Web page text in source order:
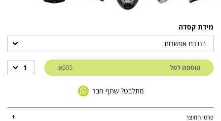
מידת קסדה
בחירת אפשרות
הוספה לסל ₪505
1
מתלבט? שתף חבר
פרטי המוצר